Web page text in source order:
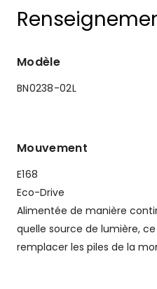
Modèle
BN0238-02L
Mouvement
E168
Eco-Drive
Alimentée de manière
quelle source de lumière,
remplacer les piles de la